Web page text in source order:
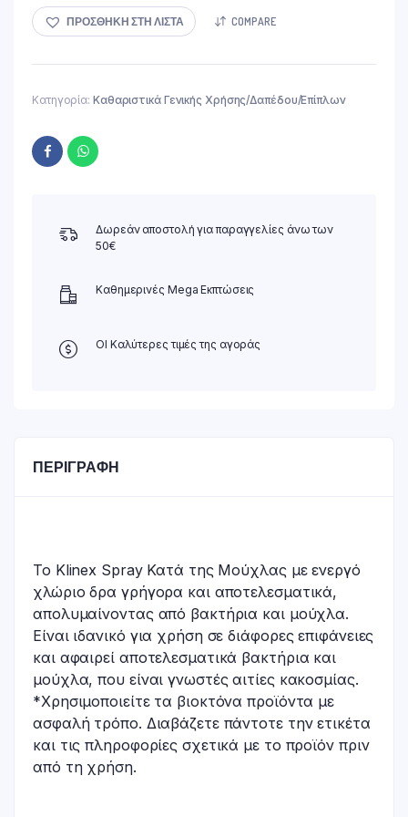
4.50 €.
ΠΡΟΣΘΉΚΗ ΣΤΗ ΛΊΣΤΑ COMPARE
Κατηγορία: Καθαριστικά Γενικής Χρήσης/Δαπέδου/Επίπλων
Δωρεάν αποστολή για παραγγελίες άνω των
50€
Καθημερινές Mega Εκπτώσεις
ΟΙ Καλύτερες τιμές της αγοράς
ΠΕΡΙΓΡΑΦΉ
Το Klinex Spray Κατά της Μούχλας με ενεργό
χλώριο δρα γρήγορα και αποτελεσματικά,
απολυμαίνοντας από βακτήρια και μούχλα.
Είναι ιδανικό για χρήση σε διάφορες επιφάνειες
και αφαιρεί αποτελεσματικά βακτήρια και
μούχλα, που είναι γνωστές αιτίες κακοσμίας.
*Χρησιμοποιείτε τα βιοκτόνα προϊόντα με
ασφαλή τρόπο. Διαβάζετε πάντοτε την ετικέτα
και τις πληροφορίες σχετικά με το προϊόν πριν
από τη χρήση.